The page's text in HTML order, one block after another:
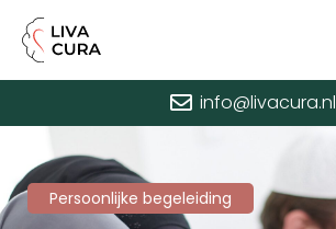
info@livacura.nl
Persoonlijke begeleiding